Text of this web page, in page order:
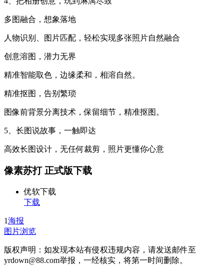
多图融合，想象落地
人物识别、图片匹配，轻松实现多张照片自然融合
创意溶图，潜力无界
精准智能取色，边缘柔和，相溶自然。
精准抠图，告别繁琐
图像前背景分离技术，保留细节，精准抠图。
5、长图说故事，一触即达
高效长图设计，无任何裁剪，照片更懂你心意
像素苏打 正式版下载
优软下载
下载
1海报
图片浏览
版权声明：如发现本站有侵权违规内容，请发送邮件至
yrdown@88.com举报，一经核实，将第一时间删除。